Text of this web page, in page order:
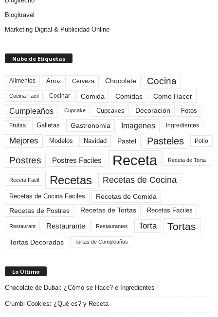
Blogitravel
Marketing Digital & Publicidad Online
Nube de Etiquetas
Alimentos Arroz Cerveza Chocolate Cocina
Cocina Facil Cocinar Comida Comidas Como Hacer
Cumpleaños Cupcake Cupcakes Decoracion Fotos
Frutas Galletas Gastronomia Imagenes Ingredientes
Mejores Modelos Navidad Pastel Pasteles Pollo
Postres Postres Faciles Receta Receta de Torta
Receta Facil Recetas Recetas de Cocina
Recetas de Cocina Faciles
Recetas de Comida
Recetas de Postres
Recetas de Tortas Recetas Faciles
Restaurant Restaurante Restaurantes Torta Tortas
Tortas Decoradas Tortas de Cumpleaños
Lo Último
Chocolate de Dubai: ¿Cómo se Hace? e Ingredientes
Crumbl Cookies: ¿Qué es? y Receta